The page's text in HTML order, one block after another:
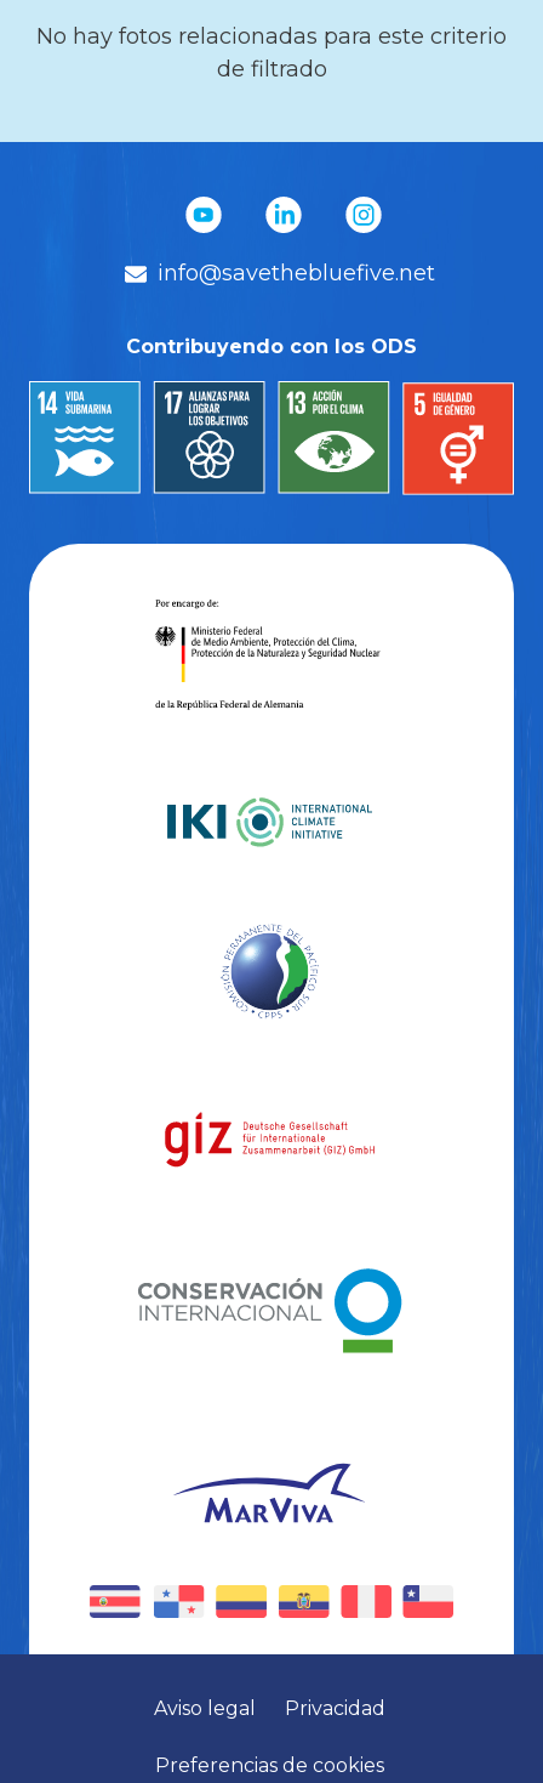
No hay fotos relacionadas para este criterio
de filtrado
info@savethebluefive.net
Contribuyendo con los ODS
Aviso legal Privacidad
Preferencias de cookies